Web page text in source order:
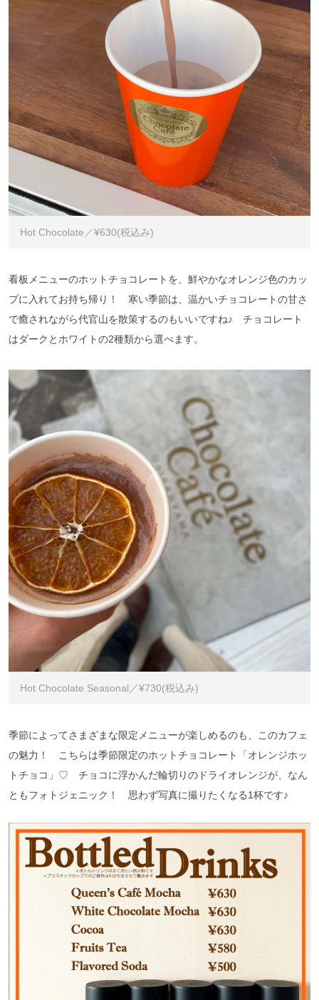
Hot Chocolate／¥630(税込み)
看板メニューのホットチョコレートを、鮮やかなオレンジ色のカッ
プに入れてお持ち帰り！ 寒い季節は、温かいチョコレートの甘さ
で癒されながら代官山を散策するのもいいですね♪ チョコレート
はダークとホワイトの2種類から選べます。
Hot Chocolate Seasonal／¥730(税込み)
季節によってさまざまな限定メニューが楽しめるのも、このカフェ
の魅力！ こちらは季節限定のホットチョコレート「オレンジホッ
トチョコ」♡ チョコに浮かんだ輪切りのドライオレンジが、なん
ともフォトジェニック！ 思わず写真に撮りたくなる1杯です♪